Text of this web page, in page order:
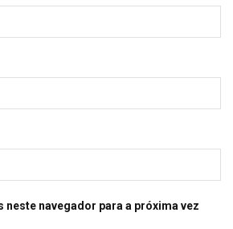
neste navegador para a próxima vez